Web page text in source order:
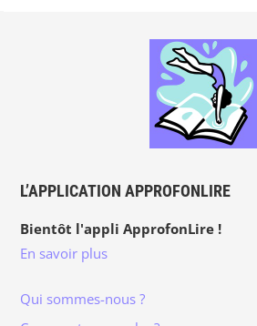
L’APPLICATION APPROFONLIRE
Bientôt l'appli ApprofonLire !
En savoir plus
Qui sommes-nous ?